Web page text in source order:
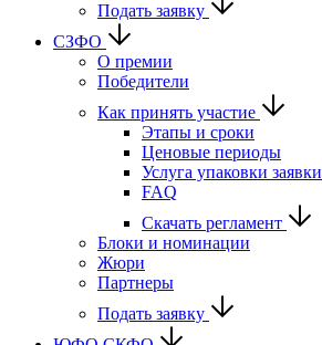
Подать заявку
СЗФО
О премии
Победители
Как принять участие
Этапы и сроки
Ценовые периоды
Услуга упаковки заявки
FAQ
Скачать регламент
Блоки и номинации
Жюри
Партнеры
Подать заявку